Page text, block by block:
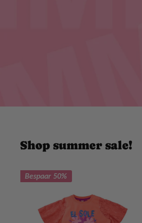
Shop summer sale!
Bespaar 50%